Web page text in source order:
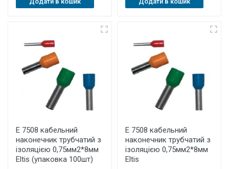
E 7508 кабельний
наконечник трубчатий з
ізоляцією 0,75мм2*8мм
Eltis (упаковка 100шт)
E 7508 кабельний
наконечник трубчатий з
ізоляцією 0,75мм2*8мм
Eltis